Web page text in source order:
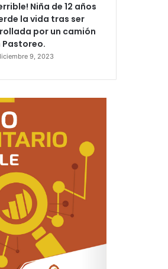
Niña de 12 años
la vida tras ser
por un camión
Pastoreo.
9, 2023